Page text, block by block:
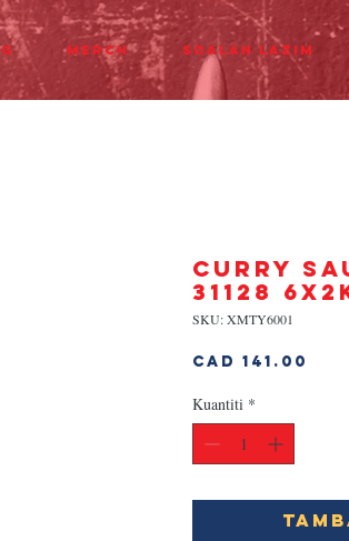
Merch Soalan Lazim
CURRY
31128
SKU: XMTY6001
CAD 141.00
Kuantiti *